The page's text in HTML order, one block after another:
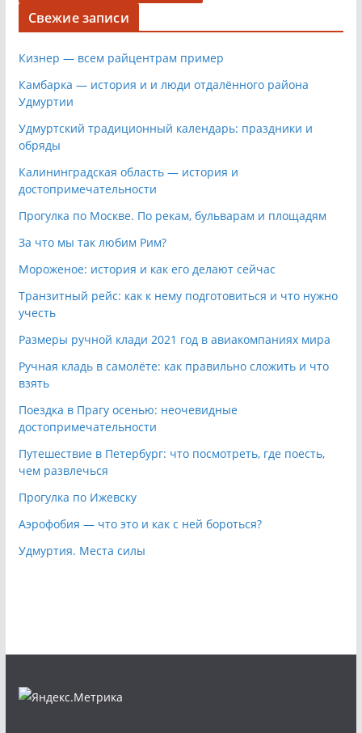
Свежие записи
Кизнер — всем райцентрам пример
Камбарка — история и и люди отдалённого района
Удмуртии
Удмуртский традиционный календарь: праздники и
обряды
Калининградская область — история и
достопримечательности
Прогулка по Москве. По рекам, бульварам и площадям
За что мы так любим Рим?
Мороженое: история и как его делают сейчас
Транзитный рейс: как к нему подготовиться и что нужно
учесть
Размеры ручной клади 2021 год в авиакомпаниях мира
Ручная кладь в самолёте: как правильно сложить и что
взять
Поездка в Прагу осенью: неочевидные
достопримечательности
Путешествие в Петербург: что посмотреть, где поесть,
чем развлечься
Прогулка по Ижевску
Аэрофобия — что это и как с ней бороться?
Удмуртия. Места силы